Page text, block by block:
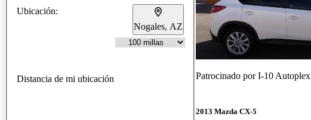
Ubicación:
Nogales, AZ
Distancia de mi ubicación Patrocinado porI-10 Autoplex
2013 Mazda CX-5